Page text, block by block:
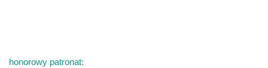
honorowy patronat: